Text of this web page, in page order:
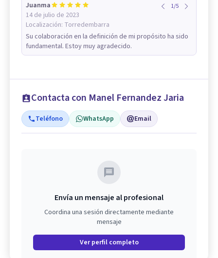
Juanma
14 de julio de 2023
Localización: Torredembarra
1/5
Su colaboración en la definición de mi propósito ha sido
fundamental. Estoy muy agradecido.
Contacta con Manel Fernandez Jaria
Teléfono WhatsApp Email
Envía un mensaje al profesional
Coordina una sesión directamente mediante
mensaje
Ver perfil completo